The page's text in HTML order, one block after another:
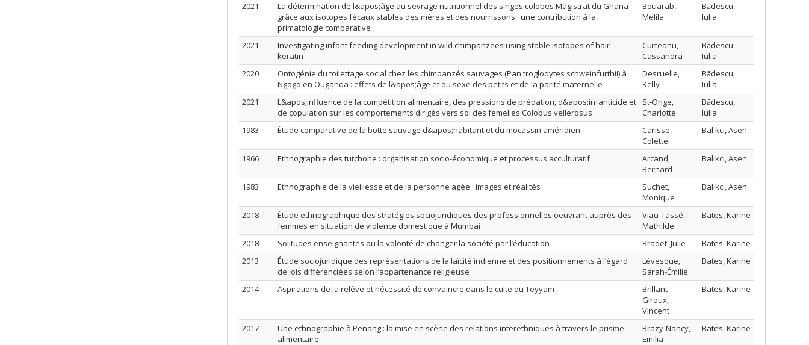
2021
La détermination de l&apos;âge au sevrage nutritionnel des singes colobes Magistrat du Ghana
grâce aux isotopes fécaux stables des mères et des nourrissons : une contribution à la
primatologie comparative
Bouarab,
Melila
Bădescu,
Iulia
2021
Investigating infant feeding development in wild chimpanzees using stable isotopes of hair
keratin
Curteanu,
Cassandra
Bădescu,
Iulia
2020
Ontogénie du toilettage social chez les chimpanzés sauvages (Pan troglodytes schweinfurthii) à
Ngogo en Ouganda : effets de l&apos;âge et du sexe des petits et de la parité maternelle
Desruelle,
Kelly
Bădescu,
Iulia
2021
L&apos;influence de la compétition alimentaire, des pressions de prédation, d&apos;infanticide et
de copulation sur les comportements dirigés vers soi des femelles Colobus vellerosus
St-Onge,
Charlotte
Bădescu,
Iulia
1983
Étude comparative de la botte sauvage d&apos;habitant et du mocassin améridien
Carisse,
Colette
Balikci, Asen
1966 Ethnographie des tutchone : organisation socio-économique et processus acculturatif
Arcand,
Bernard
Balikci, Asen
1983 Ethnographie de la vieillesse et de la personne agée : images et réalités
Suchet,
Monique
Balikci, Asen
2018
Étude ethnographique des stratégies sociojuridiques des professionnelles oeuvrant auprès des
femmes en situation de violence domestique à Mumbai
Viau-Tassé,
Mathilde
Bates, Karine
2018 Solitudes enseignantes ou la volonté de changer la société par l’éducation Bradet, Julie
Bates, Karine
2013
Étude sociojuridique des représentations de la laïcité indienne et des positionnements à l’égard
de lois différenciées selon l’appartenance religieuse
Lévesque,
Sarah-Émilie
Bates, Karine
2014 Aspirations de la relève et nécessité de convaincre dans le culte du Teyyam
Brillant-
Giroux,
Vincent
Bates, Karine
2017
Une ethnographie à Penang : la mise en scène des relations interethniques à travers le prisme
alimentaire
Brazy-Nancy,
Emilia
Bates, Karine